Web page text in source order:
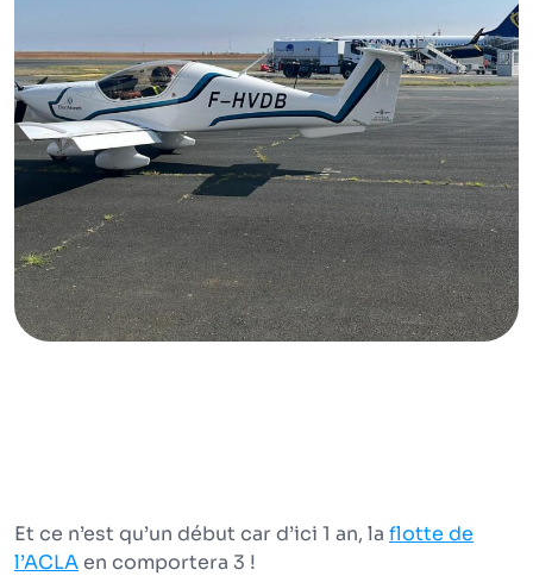
Et ce n’est qu’un début car d’ici 1 an, la flotte de
l’ACLAen comportera 3 !